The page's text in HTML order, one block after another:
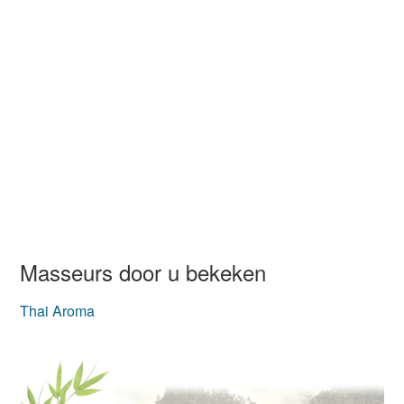
Masseurs door u bekeken
Thai Aroma